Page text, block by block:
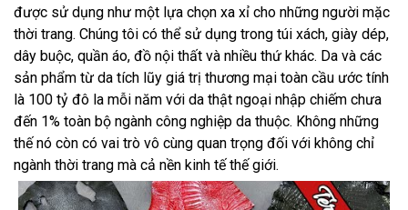
được sử dụng như một lựa chọn xa xỉ cho những người mặc
thời trang. Chúng tôi có thể sử dụng trong túi xách, giày dép,
dây buộc, quần áo, đồ nội thất và nhiều thứ khác. Da và các
sản phẩm từ da tích lũy giá trị thương mại toàn cầu ước tính
là 100 tỷ đô la mỗi năm với da thật ngoại nhập chiếm chưa
đến 1% toàn bộ ngành công nghiệp da thuộc. Không những
thế nó còn có vai trò vô cùng quan trọng đối với không chỉ
ngành thời trang mà cả nền kinh tế thế giới.